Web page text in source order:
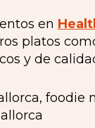
en
platos
y de